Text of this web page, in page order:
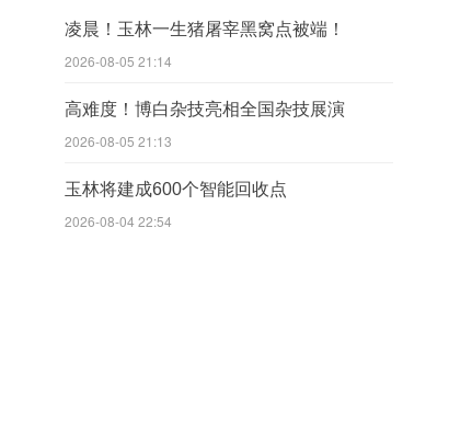
凌晨！玉林一生猪屠宰黑窝点被端！
2026-08-05 21:14
高难度！博白杂技亮相全国杂技展演
2026-08-05 21:13
玉林将建成600个智能回收点
2026-08-04 22:54